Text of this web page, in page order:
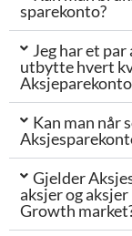
sparekonto?
Jeg har et
utbytte hvert
Kan man når
Gjelder
aksjer og
Growth